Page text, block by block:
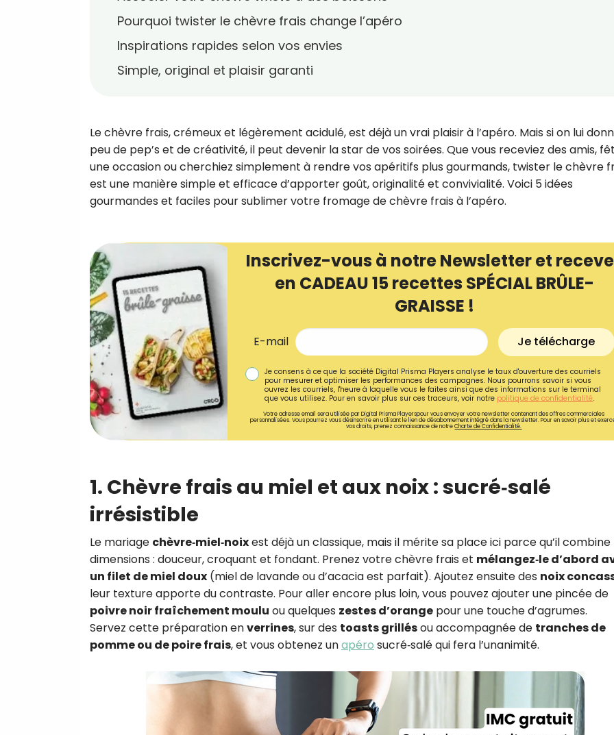
Pourquoi twister le chèvre frais change l’apéro
Inspirations rapides selon vos envies
Simple, original et plaisir garanti
Le chèvre frais, crémeux et légèrement acidulé, est déjà un vrai plaisir à l’apéro. Mais si on lui
peu de pep’s et de créativité, il peut devenir la star de vos soirées. Que vous receviez des amis,
une occasion ou cherchiez simplement à rendre vos apéritifs plus gourmands, twister le chèvre
est une manière simple et efficace d’apporter goût, originalité et convivialité. Voici 5 idées
gourmandes et faciles pour sublimer votre fromage de chèvre frais à l’apéro.
Inscrivez-vous à notre Newsletter et
en CADEAU 15 recettes SPÉCIAL BRÛLE-
GRAISSE !
E-mail Je télécharge
Je consens à ce que la société Digital Prisma Players analyse le taux d'ouverture des courriels
pour mesurer et optimiser les performances des campagnes. Nous pourrons savoir si vous
ouvrez les courriels, l'heure à laquelle vous le faites ainsi que des informations sur le terminal
que vous utilisez. Pour en savoir plus sur ces traceurs, voir notre politique de confidentialité.
Votre adresse email sera utilisée par Digital Prisma Playerspour vous envoyer votre newsletter contenant des offres commerciales
personnalisées. Vous pourrez vous désinscrire en utilisant le lien de désabonnement intégré dans la newsletter. Pour en savoir plus et
vos droits, prenez connaissance de notreCharte de Confidentialité.
1. Chèvre frais au miel et aux noix : sucré‑salé
irrésistible
Le mariage chèvre‑miel‑noixest déjà un classique, mais il mérite sa place ici parce qu’il combine
dimensions : douceur, croquant et fondant. Prenez votre chèvre frais et mélangez‑le d’abord
un filet de miel doux (miel de lavande ou d’acacia est parfait). Ajoutez ensuite des noix
leur texture apporte du contraste. Pour aller encore plus loin, vous pouvez ajouter une pincée de
poivre noir fraîchement moulu ou quelques zestes d’orange pour une touche d’agrumes.
Servez cette préparation enverrines, sur des toasts grillésou accompagnée de tranches de
pomme ou de poire frais, et vous obtenez unapéro sucré‑salé qui fera l’unanimité.
Recevez gratuitement
recettes inédites de
!
Ainsi que la newsletter
Prisma Players analyse le taux
des courriels pour mesurer et
performances des campagnes.
pourrons savoir si vous ouvrez les
l'heure à laquelle vous le faites ainsi
des informations sur le terminal que
utilisez. Pour en savoir plus sur ces
voir notrepolitique de confidentialité
Je reçois mon cadeau !
Votre adresse email sera utilisée par Digital Prisma
envoyer votre newsletter contenant des offres
personnalisées. Vous pourrez vous désinscrire en
désabonnement intégré dans la newsletter. Pour en
exercer vos droits, prenez connaissance de notre
Confidentialité .